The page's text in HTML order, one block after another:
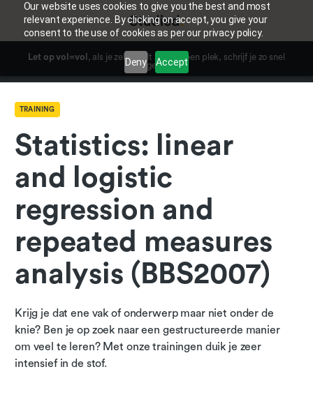
Our website uses cookies to give you the best and most
relevant experience. By clicking on accept, you give your
consent to the use of cookies as per our privacy policy.
Deny Accept
Let op vol=vol , als je zeker wilt zijn van een plek, schrijf je zo snel
mogelijk in.
TRAINING
Statistics: linear
and logistic
regression and
repeated measures
analysis (BBS2007)
Krijg je dat ene vak of onderwerp maar niet onder de
knie? Ben je op zoek naar een gestructureerde manier
om veel te leren? Met onze trainingen duik je zeer
intensief in de stof.